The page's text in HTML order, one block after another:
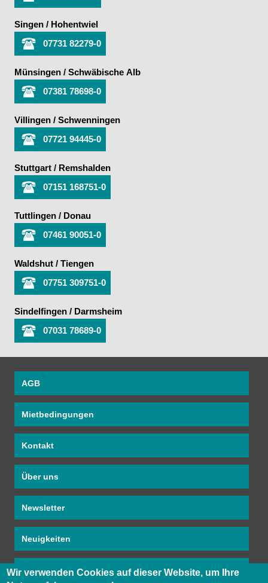
Singen / Hohentwiel
07731 82279-0
Münsingen / Schwäbische Alb
07381 78698-0
Villingen / Schwenningen
07721 94445-0
Stuttgart / Remshalden
07151 168751-0
Tuttlingen / Donau
07461 90051-0
Waldshut / Tiengen
07751 309751-0
Sindelfingen / Darmsheim
07031 78689-0
AGB
Mietbedingungen
Kontakt
Über uns
Newsletter
Neuigkeiten
PDF Mietkatalog
Wir verwenden Cookies auf dieser Website, um Ihre